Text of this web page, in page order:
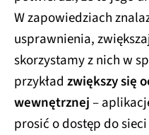
W zapowiedziach
usprawnienia,
skorzystamy z nich w
przykład zwiększy się
wewnętrznej–
prosić o dostęp do